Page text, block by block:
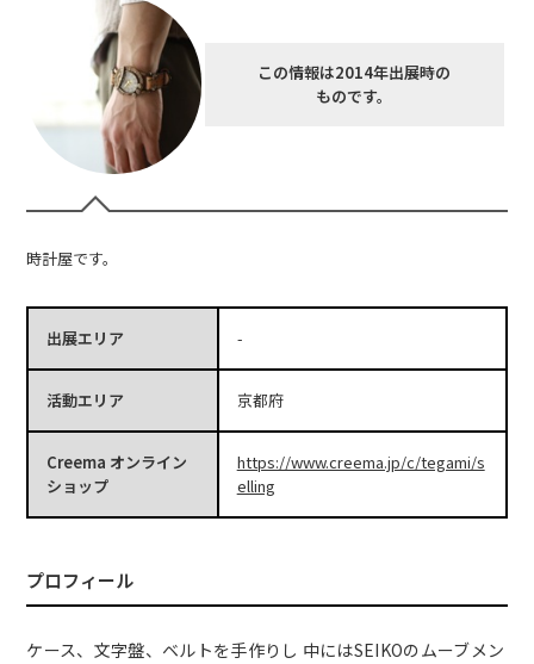
この情報は2014年出展時の
ものです。
時計屋です。
出展エリア -
活動エリア 京都府
Creema オンライン
ショップ
https://www.creema.jp/c/tegami/s
elling
プロフィール
ケース、文字盤、ベルトを手作りし 中にはSEIKOのムーブメン